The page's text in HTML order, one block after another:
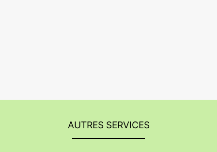
AUTRES SERVICES